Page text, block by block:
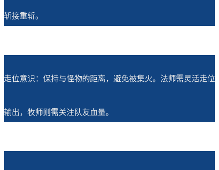
斩接重斩。
走位意识：保持与怪物的距离，避免被集火。法师需灵活走位
输出，牧师则需关注队友血量。